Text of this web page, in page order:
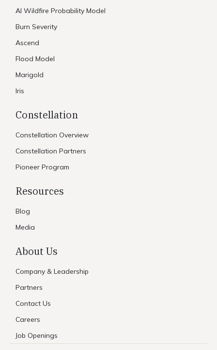
AI Wildfire Probability Model
Burn Severity
Ascend
Flood Model
Marigold
Iris
Constellation
Constellation Overview
Constellation Partners
Pioneer Program
Resources
Blog
Media
About Us
Company & Leadership
Partners
Contact Us
Careers
Job Openings